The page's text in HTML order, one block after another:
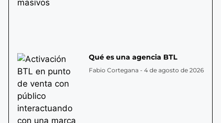
Qué es una agencia BTL
Fabio Cortegana 4 de agosto de 2026